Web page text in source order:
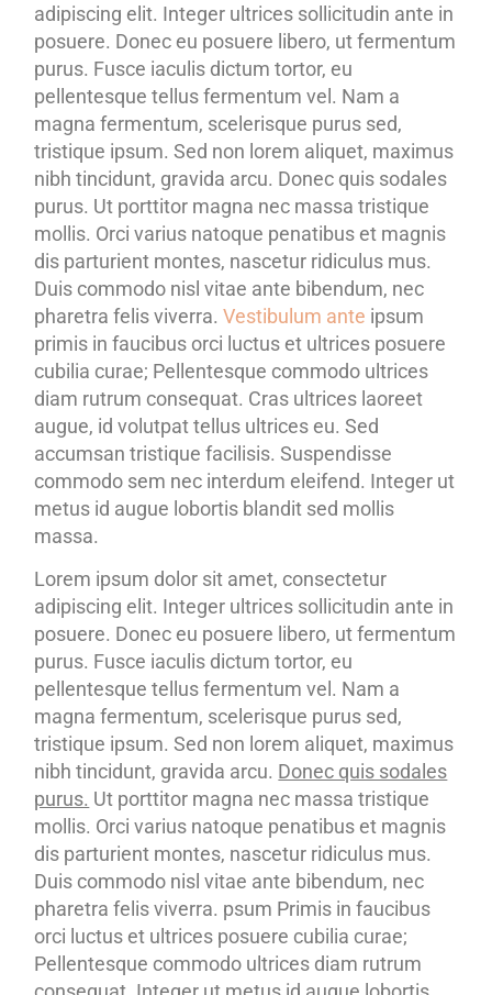
adipiscing elit. Integer ultrices sollicitudin ante in
posuere. Donec eu posuere libero, ut fermentum
purus. Fusce iaculis dictum tortor, eu
pellentesque tellus fermentum vel. Nam a
magna fermentum, scelerisque purus sed,
tristique ipsum. Sed non lorem aliquet, maximus
nibh tincidunt, gravida arcu. Donec quis sodales
purus. Ut porttitor magna nec massa tristique
mollis. Orci varius natoque penatibus et magnis
dis parturient montes, nascetur ridiculus mus.
Duis commodo nisl vitae ante bibendum, nec
pharetra felis viverra.Vestibulum ante ipsum
primis in faucibus orci luctus et ultrices posuere
cubilia curae; Pellentesque commodo ultrices
diam rutrum consequat. Cras ultrices laoreet
augue, id volutpat tellus ultrices eu. Sed
accumsan tristique facilisis. Suspendisse
commodo sem nec interdum eleifend. Integer ut
metus id augue lobortis blandit sed mollis
massa.
Lorem ipsum dolor sit amet, consectetur
adipiscing elit. Integer ultrices sollicitudin ante in
posuere. Donec eu posuere libero, ut fermentum
purus. Fusce iaculis dictum tortor, eu
pellentesque tellus fermentum vel. Nam a
magna fermentum, scelerisque purus sed,
tristique ipsum. Sed non lorem aliquet, maximus
nibh tincidunt, gravida arcu. Donec quis sodales
purus. Ut porttitor magna nec massa tristique
mollis. Orci varius natoque penatibus et magnis
dis parturient montes, nascetur ridiculus mus.
Duis commodo nisl vitae ante bibendum, nec
pharetra felis viverra. psum Primis in faucibus
orci luctus et ultrices posuere cubilia curae;
Pellentesque commodo ultrices diam rutrum